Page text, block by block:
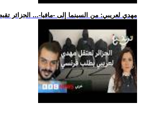
.. مهدي لعريبي: من السينما إلى -مافيا-... الجزائر